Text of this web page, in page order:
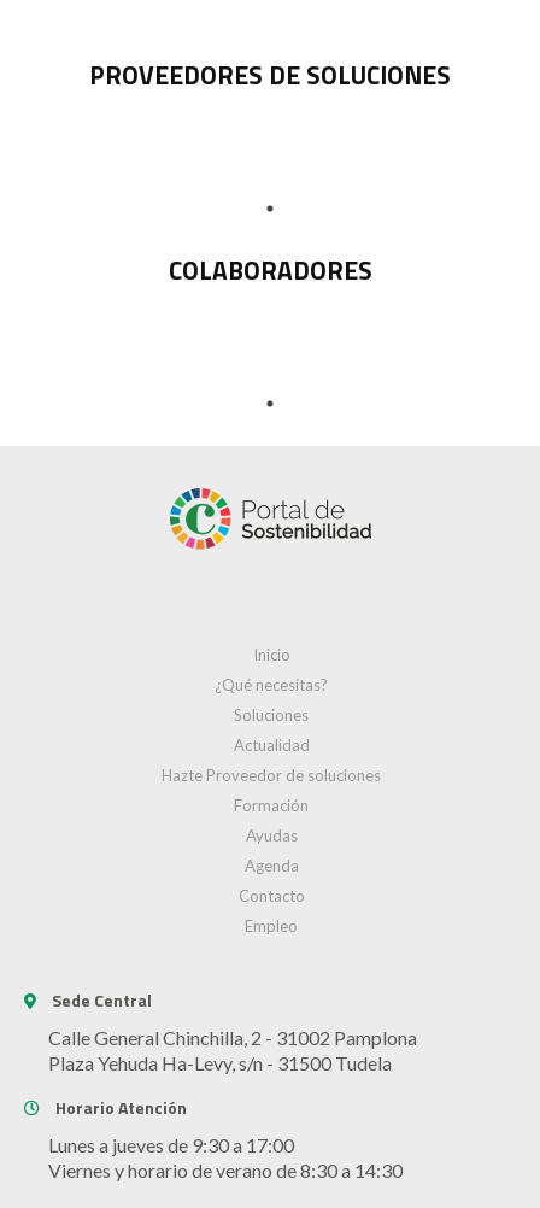
PROVEEDORES DE SOLUCIONES
COLABORADORES
Inicio
¿Qué necesitas?
Soluciones
Actualidad
Hazte Proveedor de soluciones
Formación
Ayudas
Agenda
Contacto
Empleo
Sede Central
Calle General Chinchilla, 2 - 31002 Pamplona
Plaza Yehuda Ha-Levy, s/n - 31500 Tudela
Horario Atención
Lunes a jueves de 9:30 a 17:00
Viernes y horario de verano de 8:30 a 14:30